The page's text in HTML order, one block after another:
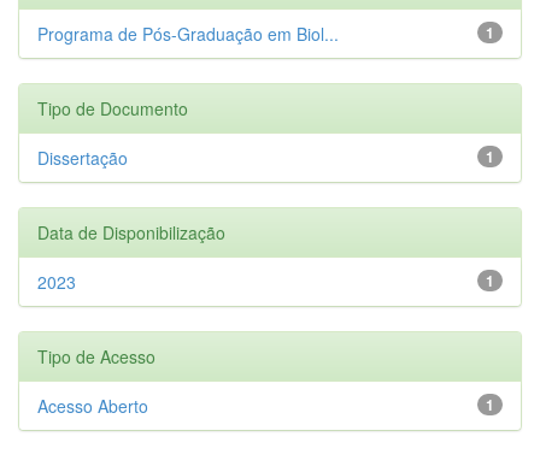
1
Programa de Pós-Graduação em Biol...
Tipo de Documento
1
Dissertação
Data de Disponibilização
1
2023
Tipo de Acesso
1
Acesso Aberto